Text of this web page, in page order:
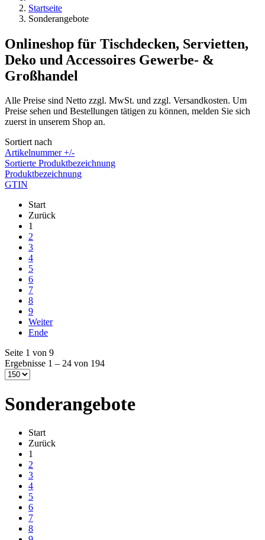
Startseite
Sonderangebote
Onlineshop für Tischdecken, Servietten,
Deko und Accessoires Gewerbe- &
Großhandel
Alle Preise sind Netto zzgl. MwSt. und zzgl. Versandkosten. Um
Preise sehen und Bestellungen tätigen zu können, melden Sie sich
zuerst in unserem Shop an.
Sortiert nach
Artikelnummer +/-
Sortierte Produktbezeichnung
Produktbezeichnung
GTIN
Start
Zurück
1
2
3
4
5
6
7
8
9
Weiter
Ende
Seite 1 von 9
Ergebnisse 1 – 24 von 194
Sonderangebote
Start
Zurück
1
2
3
4
5
6
7
8